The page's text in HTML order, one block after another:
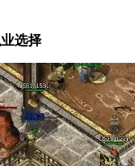
选择